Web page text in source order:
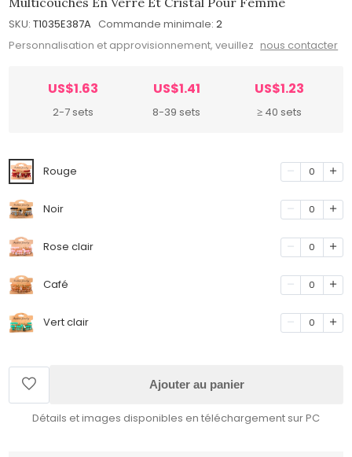
SKU: T1035E387A Commande minimale: 2
Personnalisation et approvisionnement, veuillez nous contacter
US$1.63
2-7 sets
US$1.41
8-39 sets
US$1.23
≥ 40 sets
Rouge 0
Noir 0
Rose clair 0
Café 0
Vert clair 0
Ajouter au panier
Détails et images disponibles en téléchargement sur PC